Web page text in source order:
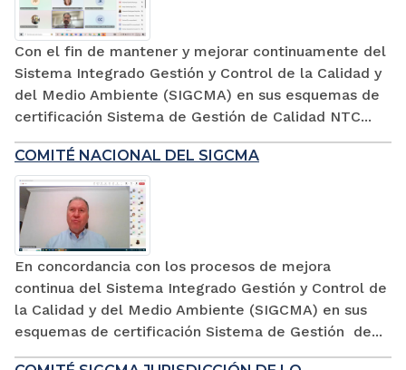
Con el fin de mantener y mejorar continuamente del
Sistema Integrado Gestión y Control de la Calidad y
del Medio Ambiente (SIGCMA) en sus esquemas de
certificación Sistema de Gestión de Calidad NTC...
COMITÉ NACIONAL DEL SIGCMA
En concordancia con los procesos de mejora
continua del Sistema Integrado Gestión y Control de
la Calidad y del Medio Ambiente (SIGCMA) en sus
esquemas de certificación Sistema de Gestión de...